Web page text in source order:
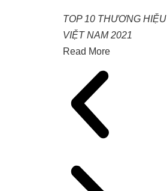
TOP 10 THƯƠNG HIỆU
VIỆT NAM 2021
Read More